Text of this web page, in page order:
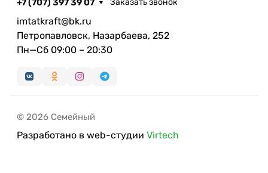
Заказать звонок
imtatkraft@bk.ru
Петропавловск, Назарбаева, 252
Пн—Сб 09:00 – 20:30
© 2026 Семейный
Разработано в web-студии Virtech